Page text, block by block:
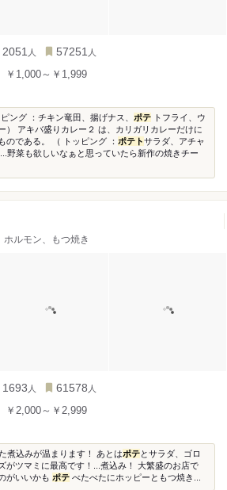
2051 人 57251 人
￥1,000～￥1,999
ング ：チキン竜田、揚げナス、 ポテ トフライ、ウ
） アキバ盛りカレー２ は、カリガリカレーだけに
のである。 （ トッピング ： ポテトサラダ、アチャ
野菜も欲しいなぁと思っていたら新作の焼きチー
ルモン、もつ焼き
1693 人 61578 人
￥2,000～￥2,999
煮込みが温まります！ あとはポテとサラダ、ゴロ
がツマミに最高です！...煮込み！ 大繁盛のお店で
がいいかも ポテ べたべたにホッピーともつ焼き...